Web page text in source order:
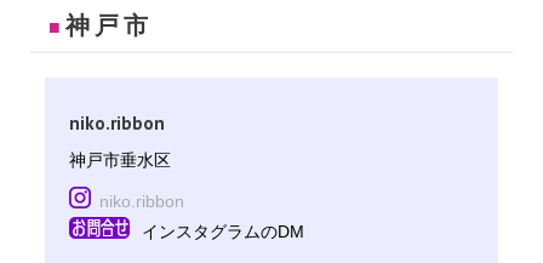
■神戸市
niko.ribbon
神戸市垂水区
niko.ribbon
インスタグラムのDM